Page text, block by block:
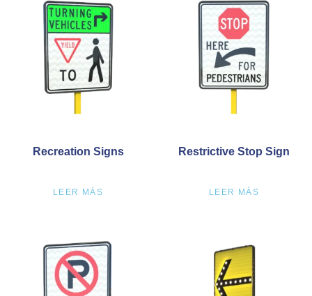
Recreation Signs
LEER MÁS
Restrictive Stop Sign
LEER MÁS